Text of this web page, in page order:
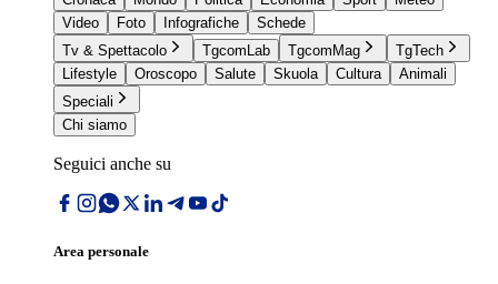
Video
Foto Infografiche
Schede
Tv & Spettacolo
TgcomLab TgcomMag
TgTech
Lifestyle
Oroscopo Salute Skuola Cultura
Animali
Speciali
Chi siamo
Seguici anche su
Area personale